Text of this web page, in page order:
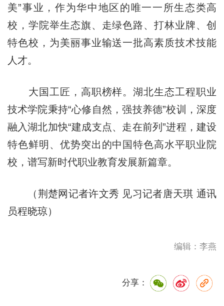
美”事业，作为华中地区的唯一一所生态类高
校，学院举生态旗、走绿色路、打林业牌、创
特色校，为美丽事业输送一批高素质技术技能
人才。
大国工匠，高职榜样。湖北生态工程职业
技术学院秉持“心修自然，强技养德”校训，深度
融入湖北加快“建成支点、走在前列”进程，建设
特色鲜明、优势突出的中国特色高水平职业院
校，谱写新时代职业教育发展新篇章。
（荆楚网记者许文秀 见习记者唐天琪 通讯
员程晓琼）
编辑：李燕
分享：